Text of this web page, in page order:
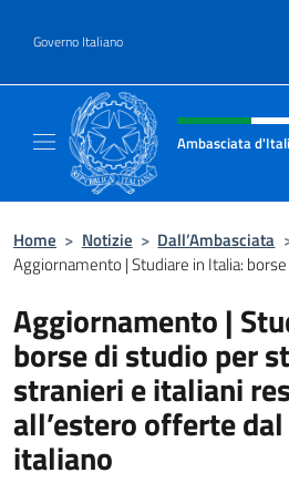
Governo Italiano
Intestazione sito,
Ambasciata
Home > Notizie > Dall’Ambasciata
Aggiornamento | Studiare in Italia:
Aggiornamento |
borse di studio per
stranieri e italiani
all’estero offerte
italiano